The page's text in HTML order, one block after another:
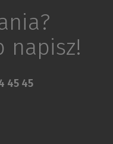
napisz!
45 45